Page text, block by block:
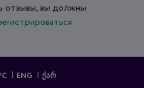
отзывы, вы должны
ENG ᲥᲐᲠ